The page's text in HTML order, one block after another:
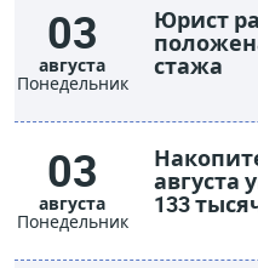
03
августа
Понедельник
Юрист
стажа
03
августа
Понедельник
августа
133